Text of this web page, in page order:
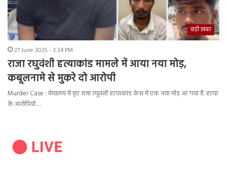
बड़ी ख़बर
27 June 2025 - 3:34 PM
राजा रघुवंशी हत्याकांड मामले में आया नया मोड़,
कबूलनामे से मुकरे दो आरोपी
Murder Case : मेघालय में हुए राजा रघुवंशी हत्याकांड केस में एक नया मोड़ आ गया है. हत्या
के आरोपियों…